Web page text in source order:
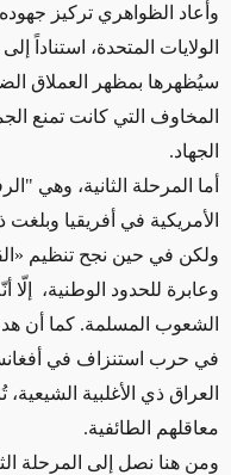
وأعاد الظواهري تركيز
الولايات المتحدة، استناداً
سيُظهرها بمظهر العملاق
المخاوف التي كانت تمنع
الجهاد.
أما المرحلة الثانية، وهي
ولكن في حين نجح تنظيم
وعابرة للحدود الوطنية،
الشعوب المسلمة. كما أن
في حرب استنزاف في
العراق ذي الأغلبية
معاقلهم الطائفية.
ومن هنا نصل إلى المرحلة